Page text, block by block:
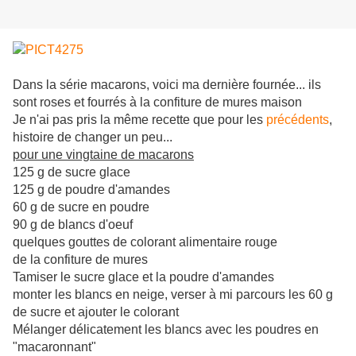
Dans la série macarons, voici ma dernière fournée... ils
sont roses et fourrés à la confiture de mures maison
Je n'ai pas pris la même recette que pour les précédents,
histoire de changer un peu...
pour une vingtaine de macarons
125 g de sucre glace
125 g de poudre d'amandes
60 g de sucre en poudre
90 g de blancs d'oeuf
quelques gouttes de colorant alimentaire rouge
de la confiture de mures
Tamiser le sucre glace et la poudre d'amandes
monter les blancs en neige, verser à mi parcours les 60 g
de sucre et ajouter le colorant
Mélanger délicatement les blancs avec les poudres en
"macaronnant"